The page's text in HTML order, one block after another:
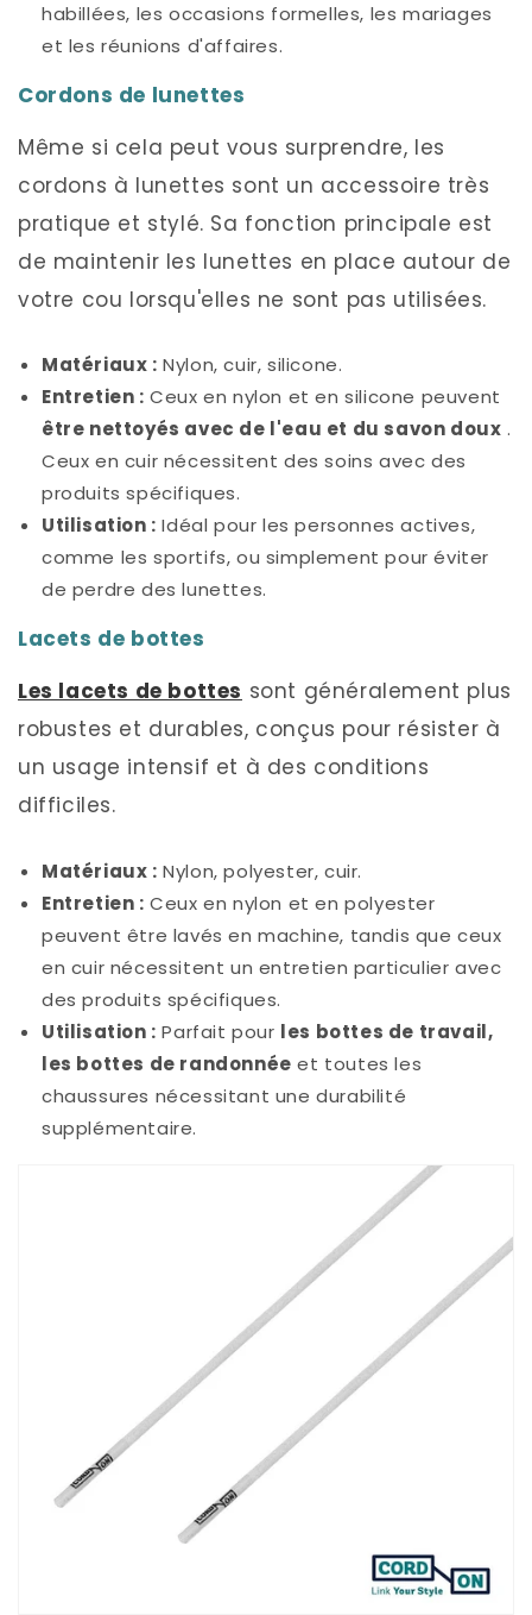
habillées, les occasions formelles, les mariages
et les réunions d'affaires.
Cordons de lunettes
Même si cela peut vous surprendre, les
cordons à lunettes sont un accessoire très
pratique et stylé. Sa fonction principale est
de maintenir les lunettes en place autour de
votre cou lorsqu'elles ne sont pas utilisées.
Matériaux : Nylon, cuir, silicone.
Entretien : Ceux en nylon et en silicone peuvent
être nettoyés avec de l'eau et du savon doux .
Ceux en cuir nécessitent des soins avec des
produits spécifiques.
Utilisation : Idéal pour les personnes actives,
comme les sportifs, ou simplement pour éviter
de perdre des lunettes.
Lacets de bottes
Les lacets de bottes sont généralement plus
robustes et durables, conçus pour résister à
un usage intensif et à des conditions
difficiles.
Matériaux : Nylon, polyester, cuir.
Entretien : Ceux en nylon et en polyester
peuvent être lavés en machine, tandis que ceux
en cuir nécessitent un entretien particulier avec
des produits spécifiques.
Utilisation : Parfait pour les bottes de travail,
les bottes de randonnée et toutes les
chaussures nécessitant une durabilité
supplémentaire.